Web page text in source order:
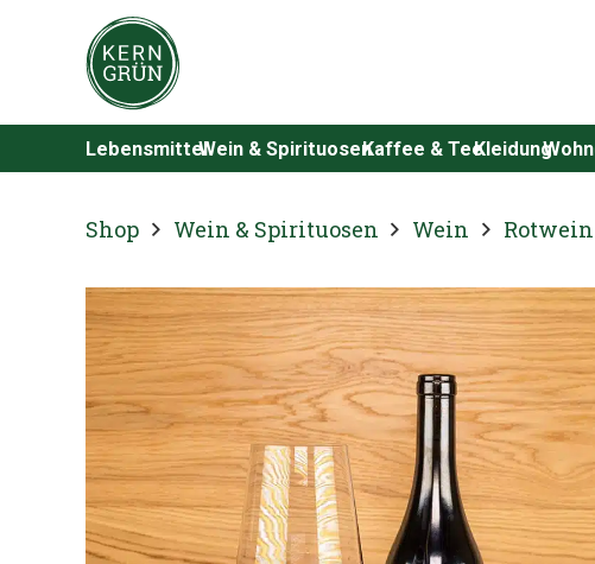
LebensmittelWein & SpirituosenKaffee & TeeKleidung
Shop Wein & Spirituosen Wein Rotwein